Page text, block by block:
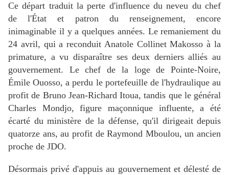
Ce départ traduit la perte d'influence du neveu du chef
de l'État et patron du renseignement, encore
inimaginable il y a quelques années. Le remaniement du
24 avril, qui a reconduit Anatole Collinet Makosso à la
primature, a vu disparaître ses deux derniers alliés au
gouvernement. Le chef de la loge de Pointe-Noire,
Émile Ouosso, a perdu le portefeuille de l'hydraulique au
profit de Bruno Jean-Richard Itoua, tandis que le général
Charles Mondjo, figure maçonnique influente, a été
écarté du ministère de la défense, qu'il dirigeait depuis
quatorze ans, au profit de Raymond Mboulou, un ancien
proche de JDO.
Désormais privé d'appuis au gouvernement et délesté de